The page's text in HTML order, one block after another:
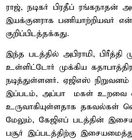
ராஜ், நடிகர் பிரதீப் ரங்கநாதன்
இயக்குனராக பணியாற்றியவர்
குறிப்பிடத்தக்கது.
இந்த படத்தில் அபிராமி, பிரீத்தி
உள்ளிட்டோர் முக்கிய
நடித்துள்ளனர். ஏஜிஎஸ் நிறுவனம்
இப்படம், அப்பா – மகள்
உருவாகியுள்ளதாக தகவல்கள்
மேலும், கேஜிஎப் படத்தின்
பசூர் இப்படத்திற்கு